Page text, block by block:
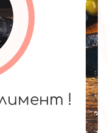
Сделать